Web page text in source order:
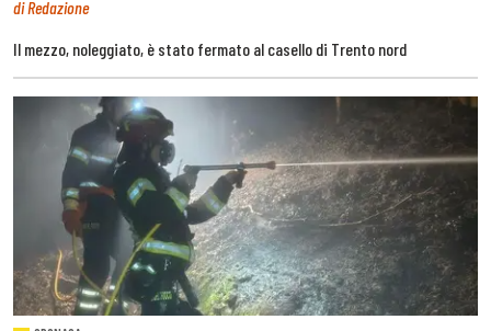
di Redazione
Il mezzo, noleggiato, è stato fermato al casello di Trento nord